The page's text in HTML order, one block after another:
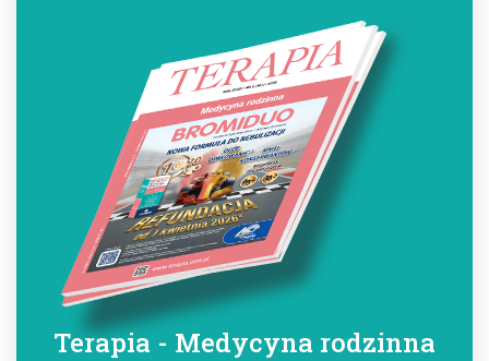
Terapia - Medycyna rodzinna